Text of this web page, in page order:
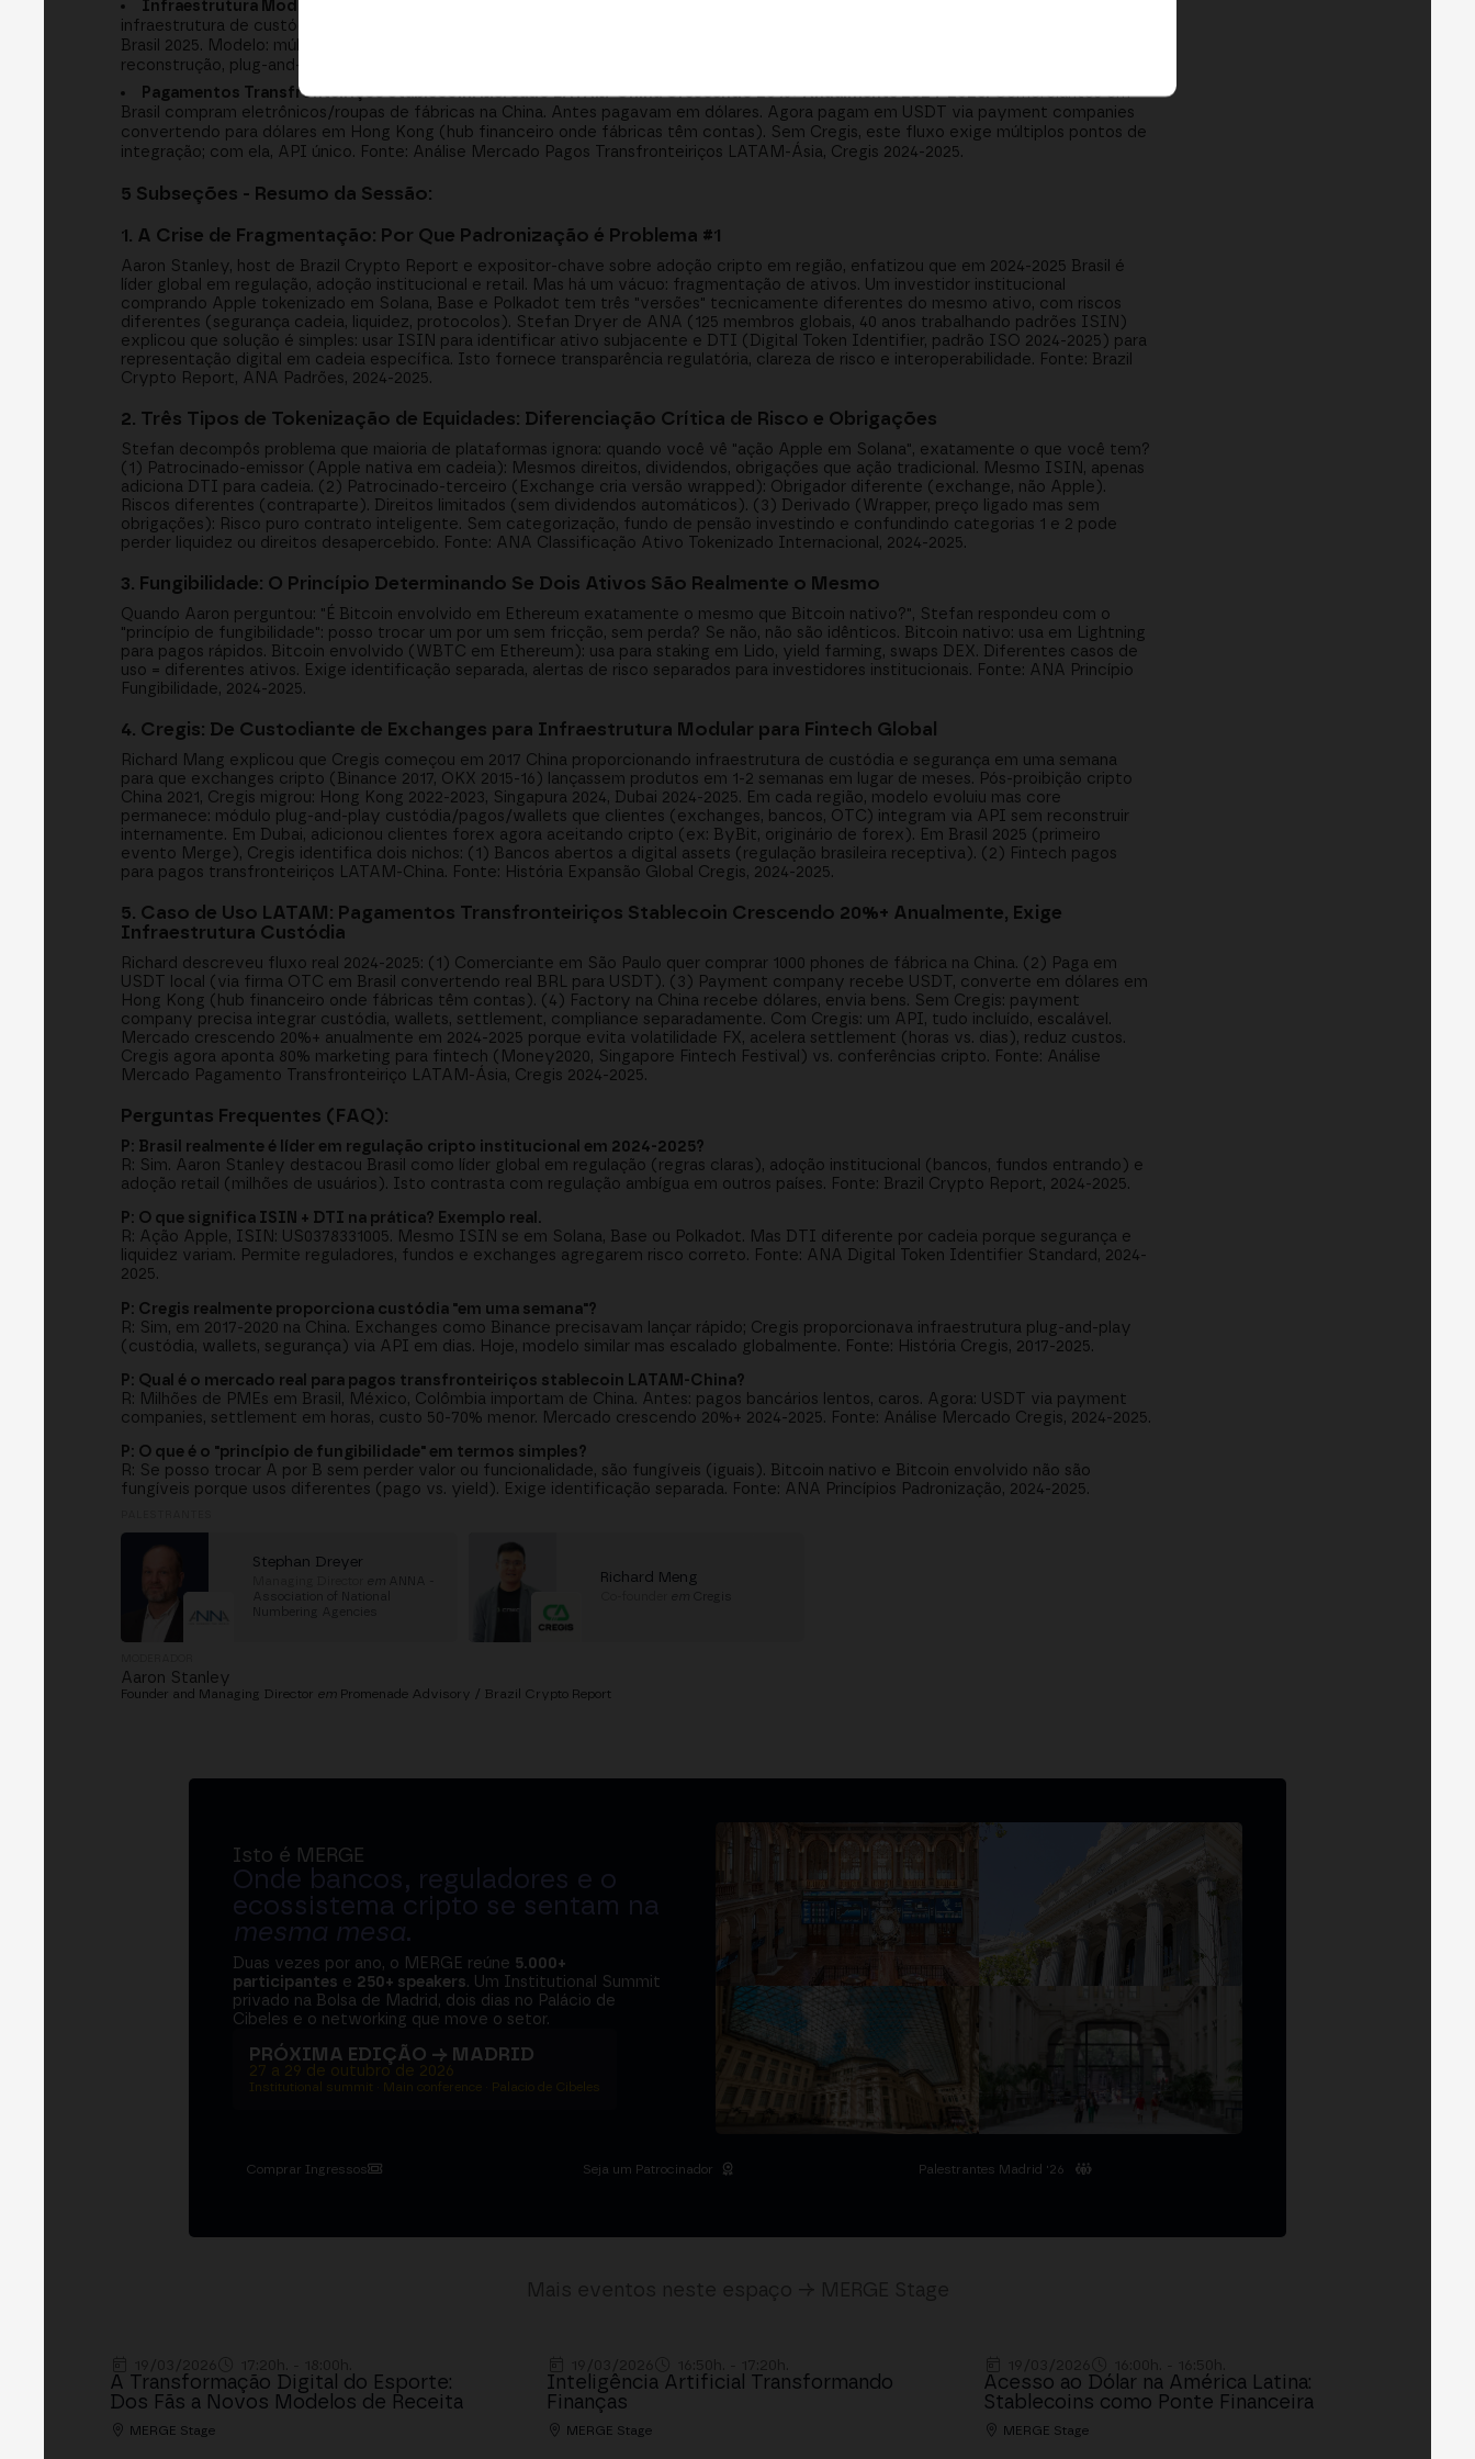
Infraestrutura Modular Cregis: De China (Exchanges) para Ásia (Pagos) para LATAM (OTC):
infraestrutura de custódia/segurança para exchanges na China. Pós-proibição 2021, escalou para Hong Kong, Singapura, Dubai, agora
Brasil 2025. Modelo: múltiplos clientes (bancos, OTC, fintech) integram módulo único custódia/pagos/wallets via API. Sem
reconstrução, plug-and-play. Fonte: História Expansão Global Cregis, 2024-2025.
Pagamentos Transfronteiriços Stablecoin: Mercado LATAM-China Crescendo 20%+ Anualmente 2024-2025:Comerciantes em
Brasil compram eletrônicos/roupas de fábricas na China. Antes pagavam em dólares. Agora pagam em USDT via payment companies
convertendo para dólares em Hong Kong (hub financeiro onde fábricas têm contas). Sem Cregis, este fluxo exige múltiplos pontos de
integração; com ela, API único. Fonte: Análise Mercado Pagos Transfronteiriços LATAM-Ásia, Cregis 2024-2025.
5 Subseções - Resumo da Sessão:
1. A Crise de Fragmentação: Por Que Padronização é Problema #1
Aaron Stanley, host de Brazil Crypto Report e expositor-chave sobre adoção cripto em região, enfatizou que em 2024-2025 Brasil é
líder global em regulação, adoção institucional e retail. Mas há um vácuo: fragmentação de ativos. Um investidor institucional
comprando Apple tokenizado em Solana, Base e Polkadot tem três "versões" tecnicamente diferentes do mesmo ativo, com riscos
diferentes (segurança cadeia, liquidez, protocolos). Stefan Dryer de ANA (125 membros globais, 40 anos trabalhando padrões ISIN)
explicou que solução é simples: usar ISIN para identificar ativo subjacente e DTI (Digital Token Identifier, padrão ISO 2024-2025) para
representação digital em cadeia específica. Isto fornece transparência regulatória, clareza de risco e interoperabilidade. Fonte: Brazil
Crypto Report, ANA Padrões, 2024-2025.
2. Três Tipos de Tokenização de Equidades: Diferenciação Crítica de Risco e Obrigações
Stefan decompôs problema que maioria de plataformas ignora: quando você vê "ação Apple em Solana", exatamente o que você tem?
(1) Patrocinado-emissor (Apple nativa em cadeia): Mesmos direitos, dividendos, obrigações que ação tradicional. Mesmo ISIN, apenas
adiciona DTI para cadeia. (2) Patrocinado-terceiro (Exchange cria versão wrapped): Obrigador diferente (exchange, não Apple).
Riscos diferentes (contraparte). Direitos limitados (sem dividendos automáticos). (3) Derivado (Wrapper, preço ligado mas sem
obrigações): Risco puro contrato inteligente. Sem categorização, fundo de pensão investindo e confundindo categorias 1 e 2 pode
perder liquidez ou direitos desapercebido. Fonte: ANA Classificação Ativo Tokenizado Internacional, 2024-2025.
3. Fungibilidade: O Princípio Determinando Se Dois Ativos São Realmente o Mesmo
Quando Aaron perguntou: "É Bitcoin envolvido em Ethereum exatamente o mesmo que Bitcoin nativo?", Stefan respondeu com o
"princípio de fungibilidade": posso trocar um por um sem fricção, sem perda? Se não, não são idênticos. Bitcoin nativo: usa em Lightning
para pagos rápidos. Bitcoin envolvido (WBTC em Ethereum): usa para staking em Lido, yield farming, swaps DEX. Diferentes casos de
uso = diferentes ativos. Exige identificação separada, alertas de risco separados para investidores institucionais. Fonte: ANA Princípio
Fungibilidade, 2024-2025.
4. Cregis: De Custodiante de Exchanges para Infraestrutura Modular para Fintech Global
Richard Mang explicou que Cregis começou em 2017 China proporcionando infraestrutura de custódia e segurança em uma semana
para que exchanges cripto (Binance 2017, OKX 2015-16) lançassem produtos em 1-2 semanas em lugar de meses. Pós-proibição cripto
China 2021, Cregis migrou: Hong Kong 2022-2023, Singapura 2024, Dubai 2024-2025. Em cada região, modelo evoluiu mas core
permanece: módulo plug-and-play custódia/pagos/wallets que clientes (exchanges, bancos, OTC) integram via API sem reconstruir
internamente. Em Dubai, adicionou clientes forex agora aceitando cripto (ex: ByBit, originário de forex). Em Brasil 2025 (primeiro
evento Merge), Cregis identifica dois nichos: (1) Bancos abertos a digital assets (regulação brasileira receptiva). (2) Fintech pagos
para pagos transfronteiriços LATAM-China. Fonte: História Expansão Global Cregis, 2024-2025.
5. Caso de Uso LATAM: Pagamentos Transfronteiriços Stablecoin Crescendo 20%+ Anualmente, Exige
Infraestrutura Custódia
Richard descreveu fluxo real 2024-2025: (1) Comerciante em São Paulo quer comprar 1000 phones de fábrica na China. (2) Paga em
USDT local (via firma OTC em Brasil convertendo real BRL para USDT). (3) Payment company recebe USDT, converte em dólares em
Hong Kong (hub financeiro onde fábricas têm contas). (4) Factory na China recebe dólares, envia bens. Sem Cregis: payment
company precisa integrar custódia, wallets, settlement, compliance separadamente. Com Cregis: um API, tudo incluído, escalável.
Mercado crescendo 20%+ anualmente em 2024-2025 porque evita volatilidade FX, acelera settlement (horas vs. dias), reduz custos.
Cregis agora aponta 80% marketing para fintech (Money2020, Singapore Fintech Festival) vs. conferências cripto. Fonte: Análise
Mercado Pagamento Transfronteiriço LATAM-Ásia, Cregis 2024-2025.
Perguntas Frequentes (FAQ):
P: Brasil realmente é líder em regulação cripto institucional em 2024-2025?
R: Sim. Aaron Stanley destacou Brasil como líder global em regulação (regras claras), adoção institucional (bancos, fundos entrando) e
adoção retail (milhões de usuários). Isto contrasta com regulação ambígua em outros países. Fonte: Brazil Crypto Report, 2024-2025.
P: O que significa ISIN + DTI na prática? Exemplo real.
R: Ação Apple, ISIN: US0378331005. Mesmo ISIN se em Solana, Base ou Polkadot. Mas DTI diferente por cadeia porque segurança e
liquidez variam. Permite reguladores, fundos e exchanges agregarem risco correto. Fonte: ANA Digital Token Identifier Standard, 2024-
2025.
P: Cregis realmente proporciona custódia "em uma semana"?
R: Sim, em 2017-2020 na China. Exchanges como Binance precisavam lançar rápido; Cregis proporcionava infraestrutura plug-and-play
(custódia, wallets, segurança) via API em dias. Hoje, modelo similar mas escalado globalmente. Fonte: História Cregis, 2017-2025.
P: Qual é o mercado real para pagos transfronteiriços stablecoin LATAM-China?
R: Milhões de PMEs em Brasil, México, Colômbia importam de China. Antes: pagos bancários lentos, caros. Agora: USDT via payment
companies, settlement em horas, custo 50-70% menor. Mercado crescendo 20%+ 2024-2025. Fonte: Análise Mercado Cregis, 2024-2025.
P: O que é o "princípio de fungibilidade" em termos simples?
R: Se posso trocar A por B sem perder valor ou funcionalidade, são fungíveis (iguais). Bitcoin nativo e Bitcoin envolvido não são
fungíveis porque usos diferentes (pago vs. yield). Exige identificação separada. Fonte: ANA Princípios Padronização, 2024-2025.
Stephan Dreyer
Association of National
Numbering Agencies
Richard Meng
Aaron Stanley
Founder and Managing Director em Promenade Advisory / Brazil Crypto Report
Isto é MERGE
Onde bancos, reguladores e o
ecossistema cripto se sentam na
mesma mesa.
Duas vezes por ano, o MERGE reúne 5.000+
participantes e 250+ speakers. Um Institutional Summit
privado na Bolsa de Madrid, dois dias no Palácio de
Cibeles e o networking que move o setor.
PRÓXIMA EDIÇÃO → MADRID
27 a 29 de outubro de 2026
Institutional summit · Main conference · Palacio de Cibeles
Comprar Ingressos Seja um Patrocinador Palestrantes Madrid '26
A Transformação Digital do Esporte:
Dos Fãs a Novos Modelos de Receita
MERGE Stage
Inteligência Artificial Transformando
Finanças
MERGE Stage
Acesso ao Dólar na América Latina:
Stablecoins como Ponte Financeira
MERGE Stage